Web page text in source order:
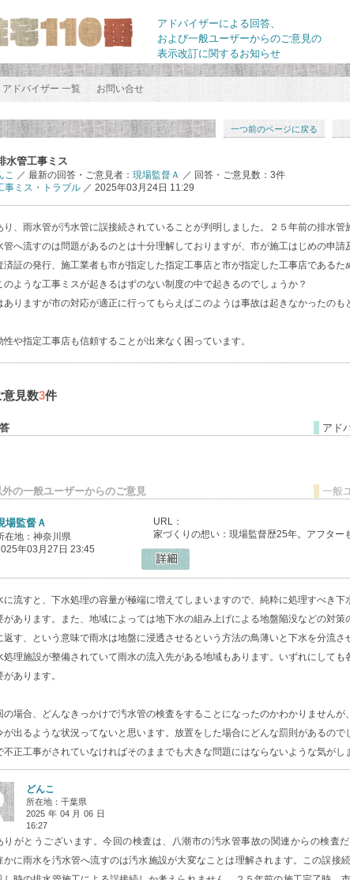
アドバイザーによる回答、
および一般ユーザーからのご意見の
表示改訂に関するお知らせ
アドバイザー 一覧 お問い合せ
一つ前のページに戻る
水管工事ミス
こ ／ 最新の回答・ご意見者： 現場監督Ａ
／ 回答・ご意見数：3件
事ミス・トラブル ／ 2025年03月24日 11:29
、雨水管が汚水管に誤接続されていることが判明しました。２５年前の排水管
管へ流すのは問題があるのとは十分理解しておりますが、市が施工はじめの申請
済証の発行、施工業者も市が指定した指定工事店と市が指定した工事店であるた
ような工事ミスが起きるはずのない制度の中で起きるのでしょうか？
りますが市の対応が適正に行ってもらえばこのようは事故は起きなかったのも
や指定工事店も信頼することが出来なく困っています。
意見数3件
アド
の一般ユーザーからのご意見 一般
場監督Ａ
在地：神奈川県
年03月27日 23:45
URL：
家づくりの想い：現場監督歴25年。アフター
に流すと、下水処理の容量が極端に増えてしまいますので、純粋に処理すべき下
があります。また、地域によっては地下水の組み上げによる地盤陥没などの対策
返す、という意味で雨水は地盤に浸透させるという方法の鳥薄いと下水を分流さ
処理施設が整備されていて雨水の流入先がある地域もあります。いずれにしても
あります。
の場合、どんなきっかけで汚水管の検査をすることになったのかわかりませんが
が出るような状況ってないと思います。放置をした場合にどんな罰則があるので
不正工事がされていなければそのままでも大きな問題にはならないような気がし
どんこ
所在地：千葉県
2025年04月06日
16:27
りがとうございます。今回の検査は、八潮市の汚水管事故の関連からの検査
かに雨水を汚水管へ流すのは汚水施設が大変なことは理解されます。この誤接